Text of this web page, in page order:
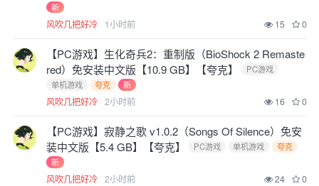
新
风吹几把好冷 1小时前 15 0
【PC游戏】生化奇兵2：重制版（BioShock 2 Remaste
red）免安装中文版【10.9 GB】【夸克】
PC游戏
单机游戏
夸克 新
风吹几把好冷 2小时前 16 0
【PC游戏】寂静之歌 v1.0.2（Songs Of Silence）免安
装中文版【5.4 GB】【夸克】
PC游戏 单机游戏
夸克
新
风吹几把好冷 2小时前 24 0